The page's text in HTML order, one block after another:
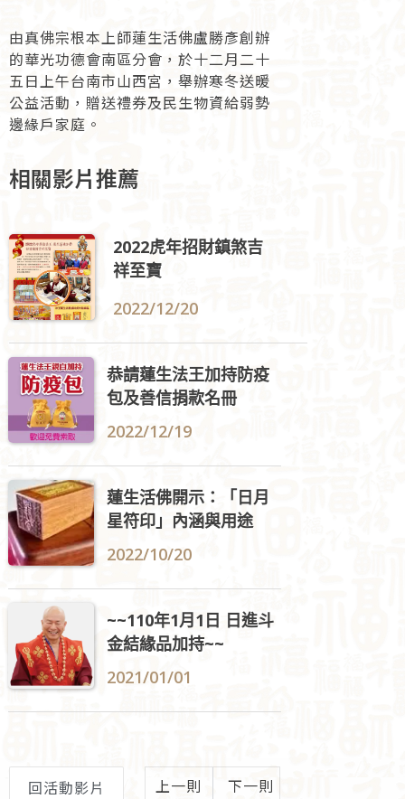
由真佛宗根本上師蓮生活佛盧勝彥創辦
的華光功德會南區分會，於十二月二十
五日上午台南市山西宮，舉辦寒冬送暖
公益活動，贈送禮券及民生物資給弱勢
邊緣戶家庭。
相關影片推薦
2022虎年招財鎮煞吉
祥至寶
2022/12/20
恭請蓮生法王加持防疫
包及善信捐款名冊
2022/12/19
蓮生活佛開示：「日月
星符印」內涵與用途
2022/10/20
~~110年1月1日 日進斗
金結緣品加持~~
2021/01/01
回活動影片 上一則 下一則